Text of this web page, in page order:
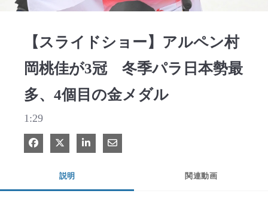
【スライドショー】アルペン村
岡桃佳が3冠 冬季パラ日本勢最
多、4個目の金メダル
1:29
Facebook で共有
Xで共有する
LinkedIn で共有
電子メールで共有
説明 関連動画